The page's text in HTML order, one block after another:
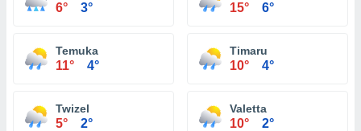
6° 3° 15° 6°
Temuka
11° 4°
Timaru
10° 4°
Twizel
5° 2°
Valetta
10° 2°